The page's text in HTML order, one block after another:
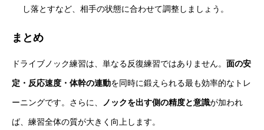
し落とすなど、相手の状態に合わせて調整しましょう。
まとめ
ドライブノック練習は、単なる反復練習ではありません。 面の安
定・反応速度・体幹の連動を同時に鍛えられる最も効率的なトレ
ーニングです。さらに、 ノックを出す側の精度と意識が加われ
ば、練習全体の質が大きく向上します。